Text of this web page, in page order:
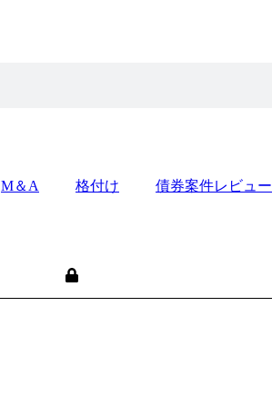
M＆A 格付け 債券案件レビュー